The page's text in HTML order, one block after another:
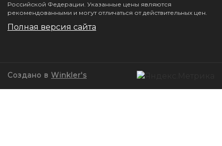
Российской Федерации. Указанные цены являются
рекомендованными и могут отличаться от действительных цен.
Полная версия сайта
Создано в Winkler's